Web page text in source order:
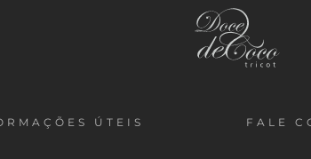
ÚTEIS FALE